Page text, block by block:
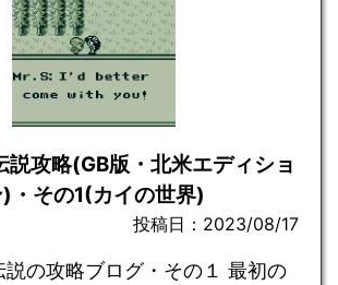
説攻略(GB版・北米エディショ
)・その1(カイの世界)
投稿日：2023/08/17
説の攻略ブログ・その１ 最初の